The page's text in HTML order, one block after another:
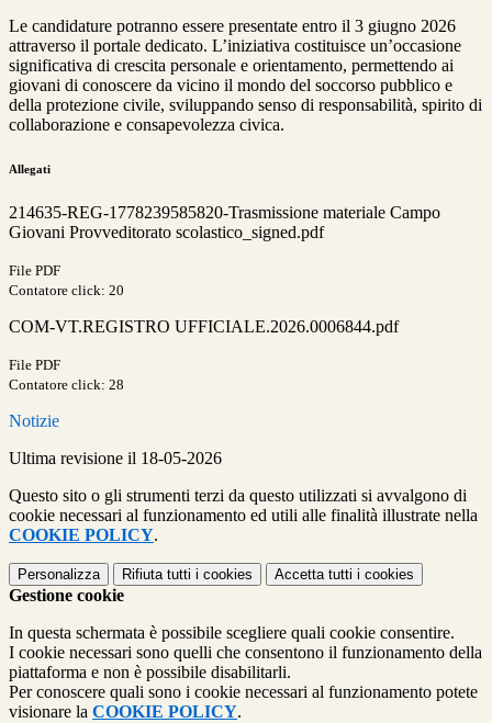
Le candidature potranno essere presentate entro il 3 giugno 2026
attraverso il portale dedicato. L’iniziativa costituisce un’occasione
significativa di crescita personale e orientamento, permettendo ai
giovani di conoscere da vicino il mondo del soccorso pubblico e
della protezione civile, sviluppando senso di responsabilità, spirito di
collaborazione e consapevolezza civica.
Allegati
214635-REG-1778239585820-Trasmissione materiale Campo
Giovani Provveditorato scolastico_signed.pdf
File PDF
Contatore click: 20
COM-VT.REGISTRO UFFICIALE.2026.0006844.pdf
File PDF
Contatore click: 28
Notizie
Ultima revisione il 18-05-2026
Questo sito o gli strumenti terzi da questo utilizzati si avvalgono di
cookie necessari al funzionamento ed utili alle finalità illustrate nella
COOKIE POLICY.
Personalizza Rifiuta tutti i cookies Accetta tutti i cookies
Gestione cookie
In questa schermata è possibile scegliere quali cookie consentire.
I cookie necessari sono quelli che consentono il funzionamento della
piattaforma e non è possibile disabilitarli.
Per conoscere quali sono i cookie necessari al funzionamento potete
visionare la COOKIE POLICY.